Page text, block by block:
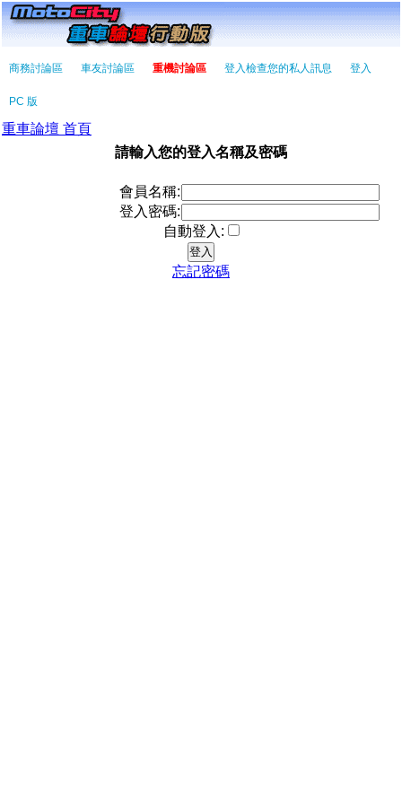
商務討論區 車友討論區 重機討論區 登入檢查您的私人訊息 登入
PC 版
重車論壇 首頁
請輸入您的登入名稱及密碼
會員名稱:
登入密碼:
自動登入:
忘記密碼